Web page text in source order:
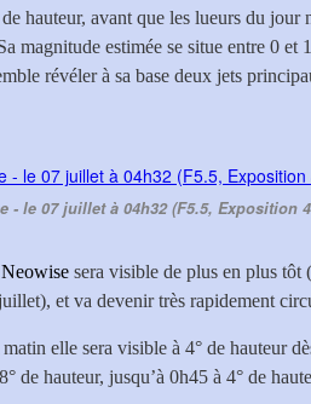
hauteur, avant que les lueurs du
magnitude estimée se situe entre 0 et
révéler à sa base deux jets
- le 07 juillet à 04h32 (F5.5, Exposition
Neowise sera visible de plus en plus tôt
et va devenir très rapidement
elle sera visible à 4° de hauteur
de hauteur, jusqu’à 0h45 à 4° de